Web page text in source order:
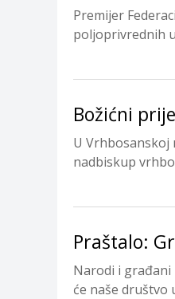
Premijer
poljoprivrednih
Božićni
U Vrhbosanskoj
nadbiskup
Praštalo:
Narodi i građani
će naše društvo